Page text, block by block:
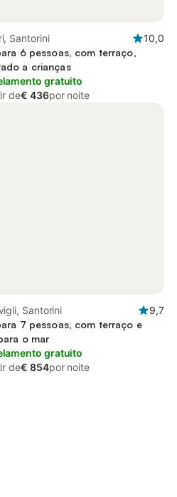
Santorini
10,0
6 pessoas, com terraço,
a crianças
gratuito
de€ 436por noite
Santorini
9,7
7 pessoas, com terraço e
o mar
gratuito
de€ 854por noite